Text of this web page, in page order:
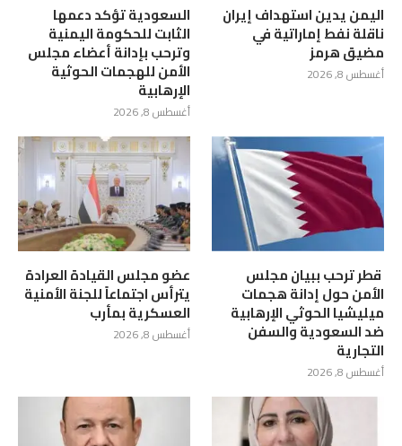
اليمن يدين استهداف إيران
ناقلة نفط إماراتية في
مضيق هرمز
أغسطس 8, 2026
السعودية تؤكد دعمها
الثابت للحكومة اليمنية
وترحب بإدانة أعضاء مجلس
الأمن للهجمات الحوثية
الإرهابية
أغسطس 8, 2026
‏ قطر ترحب ببيان مجلس
الأمن حول إدانة هجمات
ميليشيا الحوثي الإرهابية
ضد السعودية والسفن
التجارية
أغسطس 8, 2026
عضو مجلس القيادة العرادة
يترأس اجتماعاً للجنة الأمنية
العسكرية بمأرب
أغسطس 8, 2026